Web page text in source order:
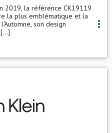
2019, la référence CK19119
la plus emblématique et la
son design
more_vert